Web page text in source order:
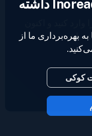
وارد کنید و اکنون
باشید.
بهترین تجربه را در Inoreader داشته
بهره‌برداری ما از
کوکی